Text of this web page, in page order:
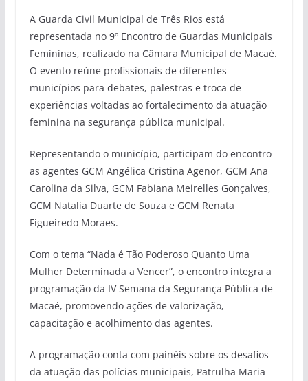
A Guarda Civil Municipal de Três Rios está
representada no 9º Encontro de Guardas Municipais
Femininas, realizado na Câmara Municipal de Macaé.
O evento reúne profissionais de diferentes
municípios para debates, palestras e troca de
experiências voltadas ao fortalecimento da atuação
feminina na segurança pública municipal.
Representando o município, participam do encontro
as agentes GCM Angélica Cristina Agenor, GCM Ana
Carolina da Silva, GCM Fabiana Meirelles Gonçalves,
GCM Natalia Duarte de Souza e GCM Renata
Figueiredo Moraes.
Com o tema “Nada é Tão Poderoso Quanto Uma
Mulher Determinada a Vencer”, o encontro integra a
programação da IV Semana da Segurança Pública de
Macaé, promovendo ações de valorização,
capacitação e acolhimento das agentes.
A programação conta com painéis sobre os desafios
da atuação das polícias municipais, Patrulha Maria